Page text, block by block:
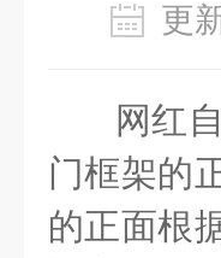
更
网红
门框架的
的正面根